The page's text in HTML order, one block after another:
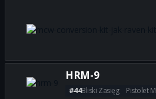
HRM-9
#44Bliski Zasięg Pistolet